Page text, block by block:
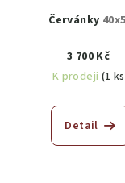
Červánky
3 700 Kč
K prodeji (1
Detail